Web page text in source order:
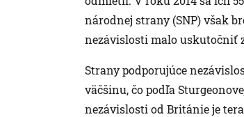
národnej strany (SNP) však
nezávislosti malo uskutočniť
Strany podporujúce
väčšinu, čo podľa
nezávislosti od Británie je